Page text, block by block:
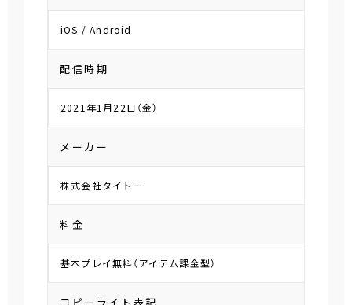
iOS / Android
配信時期
2021年1月22日（金）
メーカー
株式会社タイトー
料金
基本プレイ無料（アイテム課金型）